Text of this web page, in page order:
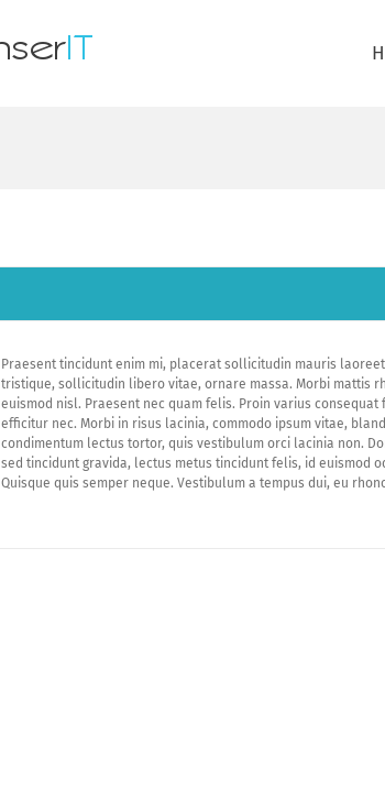
Praesent tincidunt enim mi, placerat sollicitudin mauris
tristique, sollicitudin libero vitae, ornare massa. Morbi mattis
euismod nisl. Praesent nec quam felis. Proin varius consequat
efficitur nec. Morbi in risus lacinia, commodo ipsum vitae,
condimentum lectus tortor, quis vestibulum orci lacinia non.
sed tincidunt gravida, lectus metus tincidunt felis, id euismod
Quisque quis semper neque. Vestibulum a tempus dui, eu